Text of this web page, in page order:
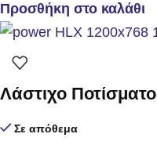
Προσθήκη στο καλάθι
Λάστιχο
Σε απόθεμα